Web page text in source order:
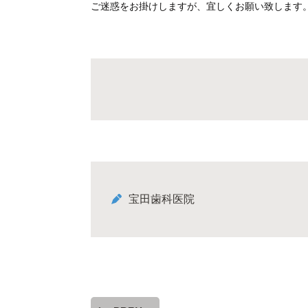
ご迷惑をお掛けしますが、宜しくお願い致します
宝田歯科医院